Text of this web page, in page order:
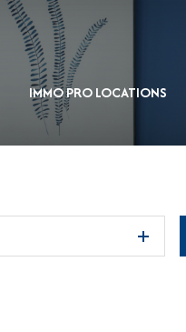
IMMO PRO LOCATIONS